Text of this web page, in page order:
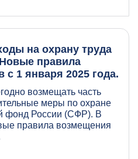
на охрану труда
правила
с 1 января 2025 года.
возмещать часть
меры по охране
фонд России (СФР). В
правила возмещения